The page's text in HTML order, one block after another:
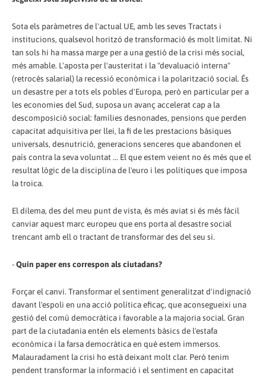
Sota els paràmetres de l'actual UE, amb les seves Tractats i
institucions, qualsevol horitzó de transformació és molt limitat. Ni
tan sols hi ha massa marge per a una gestió de la crisi més social,
més amable. L'aposta per l'austeritat i la "devaluació interna"
(retrocés salarial) la recessió econòmica i la polarització social. És
un desastre per a tots els pobles d'Europa, però en particular per a
les economies del Sud, suposa un avanç accelerat cap a la
descomposició social: famílies desnonades, pensions que perden
capacitat adquisitiva per llei, la fi de les prestacions bàsiques
universals, desnutrició, generacions senceres que abandonen el
país contra la seva voluntat ... El que estem veient no és més que el
resultat lògic de la disciplina de l'euro i les polítiques que imposa
la troica.
El dilema, des del meu punt de vista, és més aviat si és més fàcil
canviar aquest marc europeu que ens porta al desastre social
trencant amb ell o tractant de transformar des del seu si.
-Quin paper ens correspon als ciutadans?
Forçar el canvi. Transformar el sentiment generalitzat d'indignació
davant l'espoli en una acció política eficaç, que aconsegueixi una
gestió del comú democràtica i favorable a la majoria social. Gran
part de la ciutadania entén els elements bàsics de l'estafa
econòmica i la farsa democràtica en què estem immersos.
Malauradament la crisi ho està deixant molt clar. Però tenim
pendent transformar la informació i el sentiment en capacitat